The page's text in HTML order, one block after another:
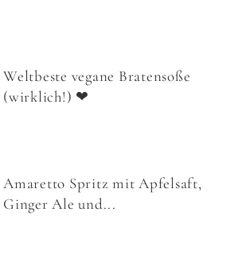
Weltbeste vegane Bratensoße
(wirklich!) ❤
Amaretto Spritz mit Apfelsaft,
Ginger Ale und...